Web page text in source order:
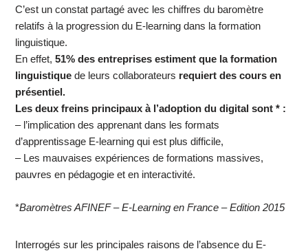
C’est un constat partagé avec les chiffres du baromètre
relatifs à la progression du E-learning dans la formation
linguistique.
En effet,51% des entreprises estiment que la formation
linguistique de leurs collaborateurs requiert des cours en
présentiel.
Les deux freins principaux à l’adoption du digital sont * :
– l’implication des apprenant dans les formats
d’apprentissage E-learning qui est plus difficile,
– Les mauvaises expériences de formations massives,
pauvres en pédagogie et en interactivité.
*Baromètres AFINEF – E-Learning en France – Edition 2015
Interrogés sur les principales raisons de l’absence du E-